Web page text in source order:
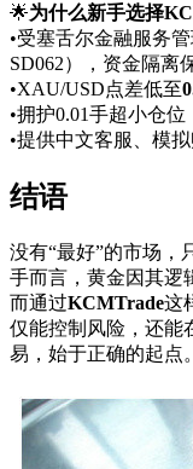
🌟为什么新手选择
•受塞舌尔金融服务
SD062），资金隔离
•XAU/USD点差低至
•拥护0.01手超小仓位
•提供中文客服、模
结语
没有“最好”的市场，
手而言，黄金因其逻
而通过KCMTrade这
仅能控制风险，还能
易，始于正确的起点。